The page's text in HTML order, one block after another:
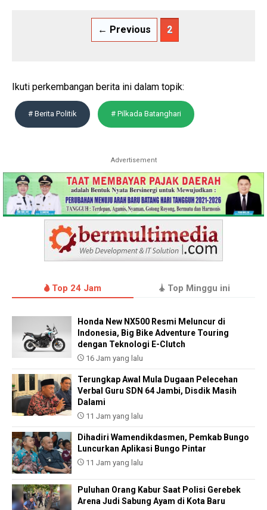
← Previous 2
Ikuti perkembangan berita ini dalam topik:
# Berita Politik # Pilkada Batanghari
Advertisement
Top 24 Jam Top Minggu ini
Honda New NX500 Resmi Meluncur di
Indonesia, Big Bike Adventure Touring
dengan Teknologi E-Clutch
16 Jam yang lalu
Terungkap Awal Mula Dugaan Pelecehan
Verbal Guru SDN 64 Jambi, Disdik Masih
Dalami
11 Jam yang lalu
Dihadiri Wamendikdasmen, Pemkab Bungo
Luncurkan Aplikasi Bungo Pintar
11 Jam yang lalu
Puluhan Orang Kabur Saat Polisi Gerebek
Arena Judi Sabung Ayam di Kota Baru